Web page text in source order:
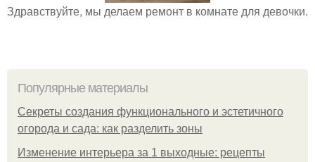
Здравствуйте, мы делаем ремонт в комнате для девочки.
Популярные материалы
Секреты создания функционального и эстетичного
огорода и сада: как разделить зоны
Изменение интерьера за 1 выходные: рецепты